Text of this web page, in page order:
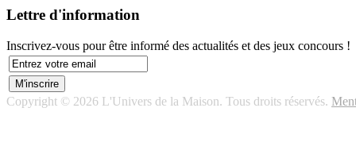
Lettre d'information
Inscrivez-vous pour être informé des actualités et des jeux concours !
Copyright © 2026 L'Univers de la Maison. Tous droits réservés.